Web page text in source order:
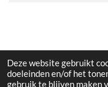
Deze website gebruikt
doeleinden en/of het
gebruik te blijven maken